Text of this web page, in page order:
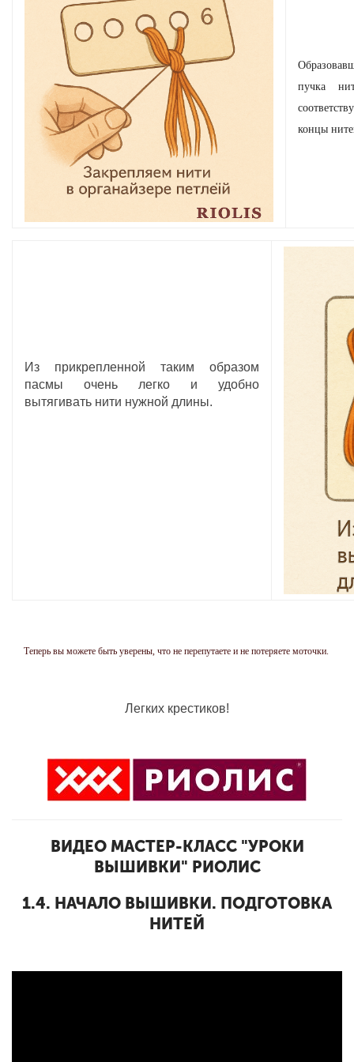
пучка
концы
Из прикрепленной таким образом
пасмы очень легко и удобно
вытягивать нити нужной длины.
Теперь вы можете быть уверены, что не перепутаете и не потеряете моточки.
Легких крестиков!
ВИДЕО МАСТЕР-КЛАСС "УРОКИ
ВЫШИВКИ" РИОЛИС
1.4. НАЧАЛО ВЫШИВКИ. ПОДГОТОВКА
НИТЕЙ